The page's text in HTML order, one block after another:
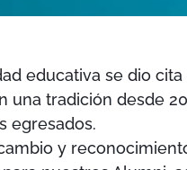
educativa se dio
una tradición desde
egresados.
y